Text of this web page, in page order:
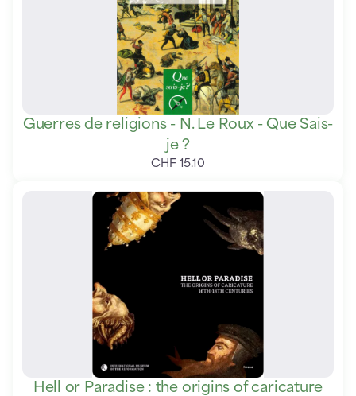
Guerres de religions - N. Le Roux - Que Sais-
je ?
CHF 15.10
Hell or Paradise : the origins of caricature